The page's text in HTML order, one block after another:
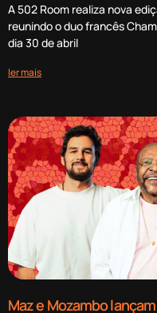
A 502 Room realiza nova
reunindo o duo francês
dia 30 de abril
ler mais
Maz e Mozambo